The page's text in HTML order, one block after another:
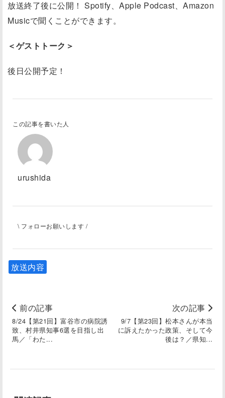
放送終了後に公開！ Spotify、Apple Podcast、Amazon
Musicで聞くことができます。
＜ゲストトーク＞
後日公開予定！
この記事を書いた人
urushida
\ フォローお願いします /
放送内容
前の記事
8/24【第21回】富谷市の病院誘
致、村井県知事6選を目指し出
馬／「わた...
次の記事
9/7【第23回】松本さんが本当
に訴えたかった政策、そして今
後は？／県知...